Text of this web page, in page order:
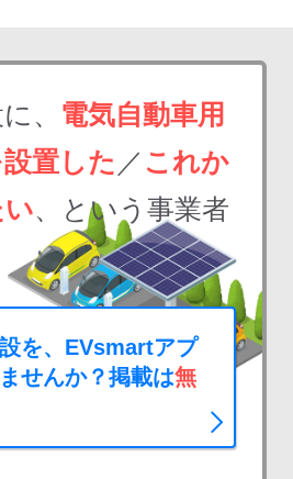
、 電気自動車用
置した ／ これか
、という事業者
を、EVsmartアプ
せんか？掲載は無